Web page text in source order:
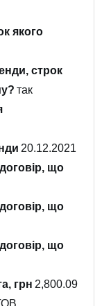
якого
строк
так
20.12.2021
що
що
що
грн 2,800.09